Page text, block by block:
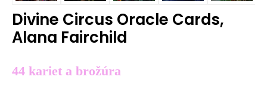
Divine Circus Oracle Cards,
Alana Fairchild
44 kariet a brožúra